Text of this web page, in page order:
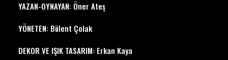
YAZAN-OYNAYAN: Öner Ateş
YÖNETEN: Bülent Çolak
DEKOR VE IŞIK TASARIM: Erkan Kaya